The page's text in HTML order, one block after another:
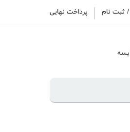
پرداخت نهایی ثبت نام /